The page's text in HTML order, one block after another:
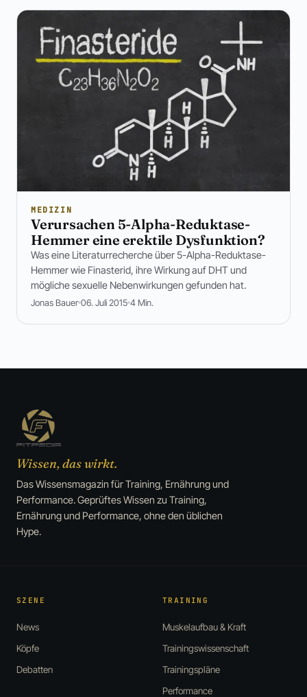
MEDIZIN
Verursachen 5-Alpha-Reduktase-
Hemmer eine erektile Dysfunktion?
Was eine Literaturrecherche über 5-Alpha-Reduktase-
Hemmer wie Finasterid, ihre Wirkung auf DHT und
mögliche sexuelle Nebenwirkungen gefunden hat.
Jonas Bauer 06. Juli 2015 4 Min.
Wissen, das wirkt.
Das Wissensmagazin für Training, Ernährung und
Performance. Geprüftes Wissen zu Training,
Ernährung und Performance, ohne den üblichen
Hype.
SZENE
News
Köpfe
Debatten
TRAINING
Muskelaufbau & Kraft
Trainingswissenschaft
Trainingspläne
Performance